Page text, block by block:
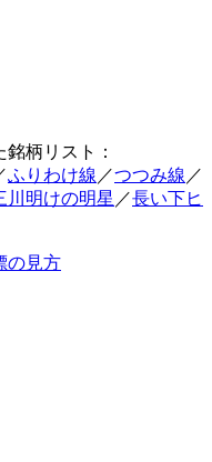
柄リスト：
ふりわけ線 ／つつみ線 ／
川明けの明星 ／長い下ヒ
の見方